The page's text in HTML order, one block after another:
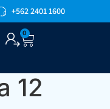
+562 2401 1600
0
12